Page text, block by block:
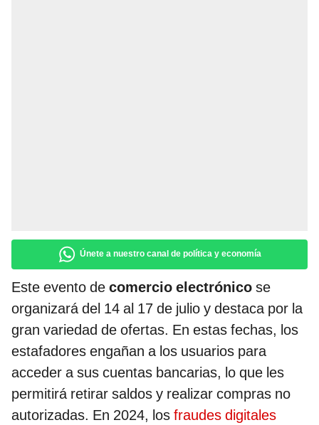
Únete a nuestro canal de política y economía
Este evento de comercio electrónico se
organizará del 14 al 17 de julio y destaca por la
gran variedad de ofertas. En estas fechas, los
estafadores engañan a los usuarios para
acceder a sus cuentas bancarias, lo que les
permitirá retirar saldos y realizar compras no
autorizadas. En 2024, los fraudes digitales